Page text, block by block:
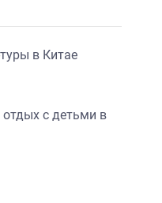
в Китае
с детьми в